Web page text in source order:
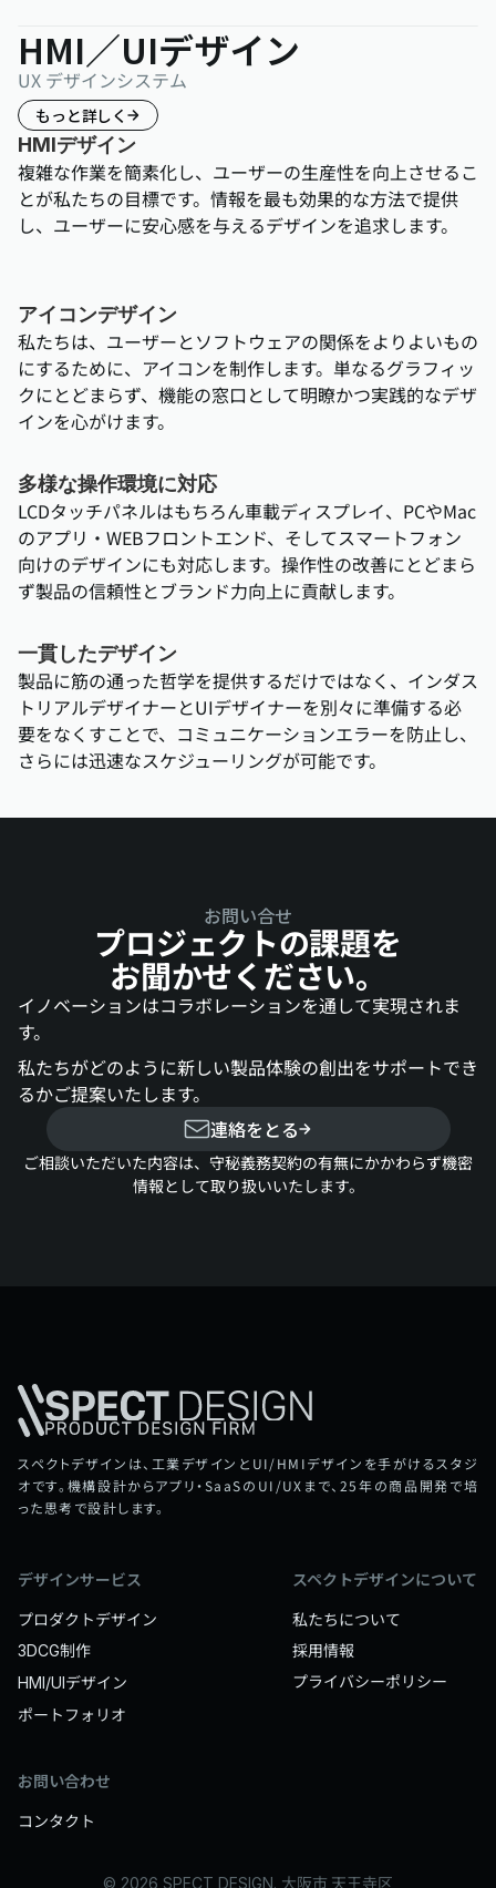
HMI／UIデザイン
UX デザインシステム
もっと詳しく
HMIデザイン
複雑な作業を簡素化し、ユーザーの生産性を向上させるこ
とが私たちの目標です。情報を最も効果的な方法で提供
し、ユーザーに安心感を与えるデザインを追求します。
アイコンデザイン
私たちは、ユーザーとソフトウェアの関係をよりよいもの
にするために、アイコンを制作します。単なるグラフィッ
クにとどまらず、機能の窓口として明瞭かつ実践的なデザ
インを心がけます。
多様な操作環境に対応
LCDタッチパネルはもちろん車載ディスプレイ、PCやMac
のアプリ・WEBフロントエンド、そしてスマートフォン
向けのデザインにも対応します。操作性の改善にとどまら
ず製品の信頼性とブランド力向上に貢献します。
一貫したデザイン
製品に筋の通った哲学を提供するだけではなく、インダス
トリアルデザイナーとUIデザイナーを別々に準備する必
要をなくすことで、コミュニケーションエラーを防止し、
さらには迅速なスケジューリングが可能です。
お問い合せ
プロジェクトの課題を
お聞かせください。
イノベーションはコラボレーションを通して実現されま
す。
私たちがどのように新しい製品体験の創出をサポートでき
るかご提案いたします。
連絡をとる
ご相談いただいた内容は、守秘義務契約の有無にかかわらず機密
情報として取り扱いいたします。
スペクトデザインは、工業デザインとUI/HMIデザインを手がけるスタジ
オです。機構設計からアプリ・SaaSのUI/UXまで、25年の商品開発で培
った思考で設計します。
デザインサービス
プロダクトデザイン
3DCG制作
HMI/UIデザイン
ポートフォリオ
スペクトデザインについて
私たちについて
採用情報
プライバシーポリシー
お問い合わせ
コンタクト
大阪市 天王寺区
© 2026 SPECT DESIGN.